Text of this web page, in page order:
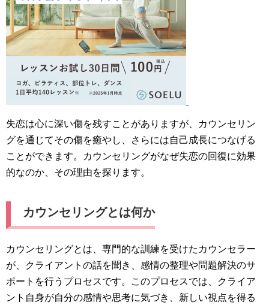
失恋は心に深い傷を残すことがありますが、カウンセリン
グを通じてその傷を癒やし、さらには自己成長につなげる
ことができます。カウンセリングがなぜ失恋の回復に効果
的なのか、その理由を探ります。
カウンセリングとは何か
カウンセリングとは、専門的な訓練を受けたカウンセラー
が、クライアントの話を聞き、感情の整理や問題解決のサ
ポートを行うプロセスです。このプロセスでは、クライア
ント自身が自分の感情や思考に気づき、新しい視点を得る